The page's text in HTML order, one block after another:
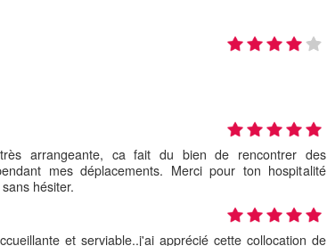
arrangeante, ca fait du bien de rencontrer des
mes déplacements. Merci pour ton hospitalité
hésiter.
et serviable..j'ai apprécié cette collocation de